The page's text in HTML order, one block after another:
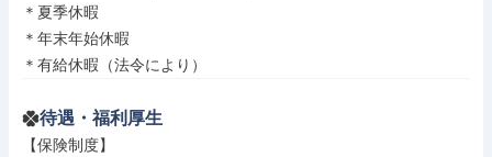
＊夏季休暇
＊年末年始休暇
＊有給休暇（法令により）
待遇・福利厚生
【保険制度】